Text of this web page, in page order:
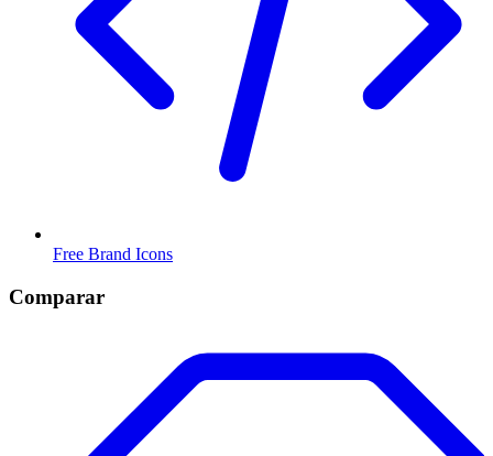
Free Brand Icons
Comparar